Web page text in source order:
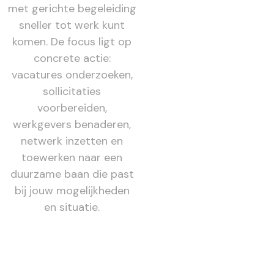
met gerichte begeleiding
sneller tot werk kunt
komen. De focus ligt op
concrete actie:
vacatures onderzoeken,
sollicitaties
voorbereiden,
werkgevers benaderen,
netwerk inzetten en
toewerken naar een
duurzame baan die past
bij jouw mogelijkheden
en situatie.